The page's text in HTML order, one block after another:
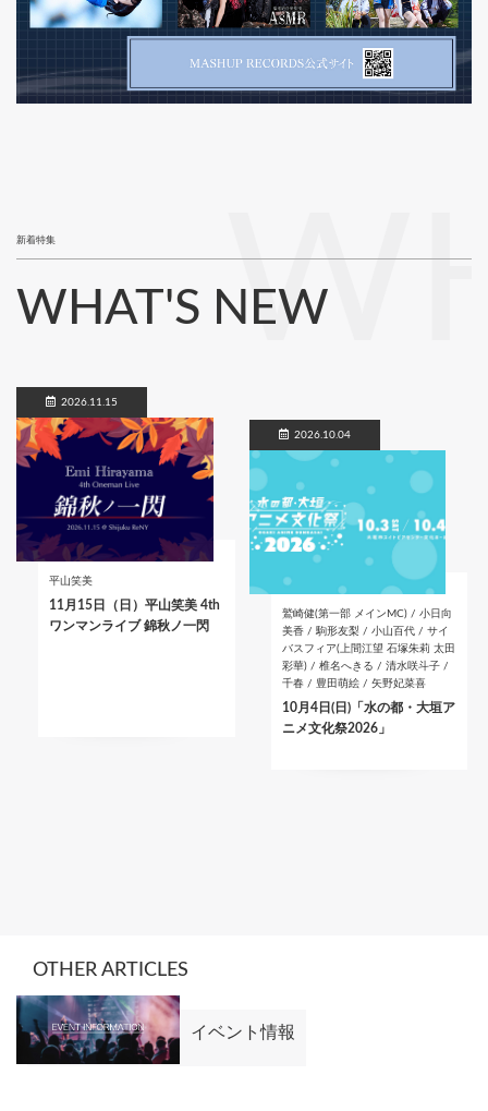
新着特集
WHAT'S NEW
2026.11.15
平山笑美
11月15日（日）平山笑美 4th
ワンマンライブ 錦秋ノ一閃
2026.10.04
鷲崎健(第一部 メインMC) / 小日向
美香 / 駒形友梨 / 小山百代 / サイ
バスフィア(上間江望 石塚朱莉 太田
彩華) / 椎名へきる / 清水咲斗子 /
千春 / 豊田萌絵 / 矢野妃菜喜
10月4日(日)「水の都・大垣ア
ニメ文化祭2026」
OTHER ARTICLES
イベント情報